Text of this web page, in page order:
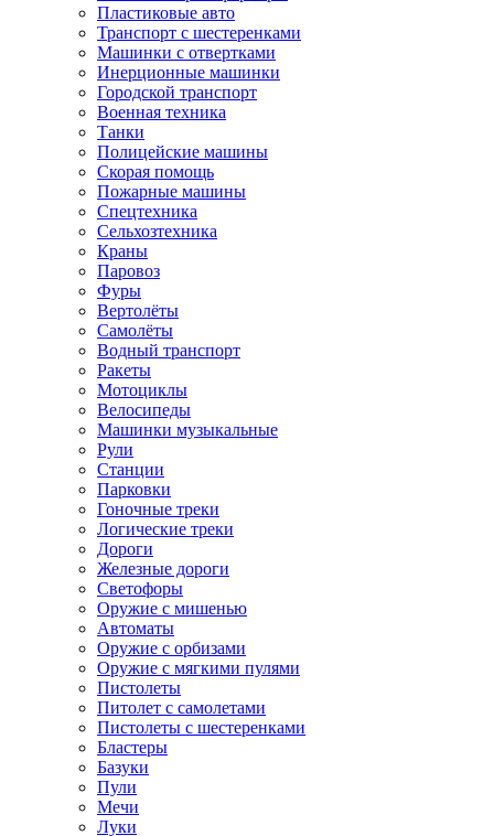
Пластиковые авто
Транспорт с шестеренками
Машинки с отвертками
Инерционные машинки
Городской транспорт
Военная техника
Танки
Полицейские машины
Скорая помощь
Пожарные машины
Спецтехника
Сельхозтехника
Краны
Паровоз
Фуры
Вертолёты
Самолёты
Водный транспорт
Ракеты
Мотоциклы
Велосипеды
Машинки музыкальные
Рули
Станции
Парковки
Гоночные треки
Логические треки
Дороги
Железные дороги
Светофоры
Оружие с мишенью
Автоматы
Оружие с орбизами
Оружие с мягкими пулями
Пистолеты
Питолет с самолетами
Пистолеты с шестеренками
Бластеры
Базуки
Пули
Мечи
Луки